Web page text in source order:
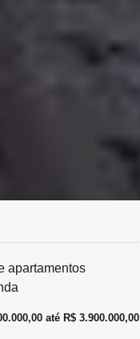
apartamentos
até R$ 3.900.000,00